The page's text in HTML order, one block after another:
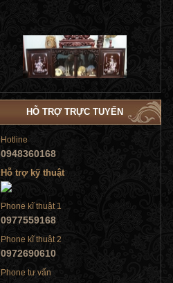
Tủ đứng
Tủ đứng
HỖ TRỢ TRỰC TUYẾN
Hotline
0948360168
Hỗ trợ kỹ thuật
Phone kĩ thuật 1
0977559168
Phone kĩ thuật 2
0972690610
Phone tư vấn